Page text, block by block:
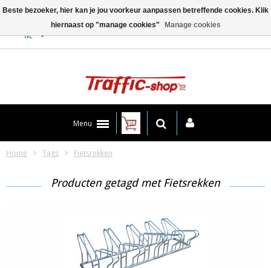
NL
Menu
Home Tags Fietsrekken
Producten getagd met Fietsrekken
Beste bezoeker, hier kan je jou voorkeur aanpassen betreffende cookies. Klik
hiernaast op "manage cookies"
Manage cookies